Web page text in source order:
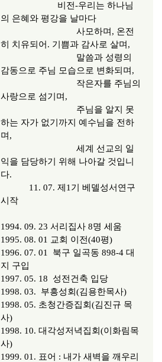
비전-우리는 하나님
의 은혜와 평강을 날마다
사모하며, 온전
히 치유되어. 기쁨과 감사로 살며,
말씀과 성령의
감동으로 주님 모습으로 변화되며,
작은자를 주님의
사랑으로 섬기며,
주님을 알지 못
하는 자가 없기까지 예수님을 전하
며,
세계 선교의 일
익을 담당하기 위해 나아갈 것입니
다.
11. 07. 제1기 베델성서연구
시작
1994. 09. 23 서리집사 8명 세움
1995. 08. 01 교회 이전(40평)
1996. 07. 01 북구 일곡동 898-4 대
지 구입
1997. 05. 18 성전건축 입당
1998. 03. 부흥성회(김용한목사)
1998. 05. 초청간증집회(김진규 목
사)
1998. 10. 대각성저녁집회(이화림목
사)
1999. 01. 표어 : 내가 새벽을 깨우리